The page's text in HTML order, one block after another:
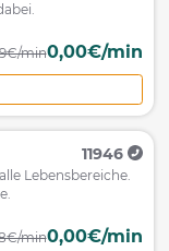
min0,00€/min
11946
Lebensbereiche.
min0,00€/min